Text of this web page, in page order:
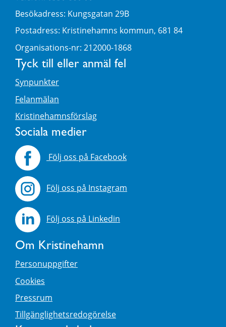
Besökadress: Kungsgatan 29B
Postadress: Kristinehamns kommun, 681 84
Organisations-nr: 212000-1868
Tyck till eller anmäl fel
Synpunkter
Felanmälan
Kristinehamnsförslag
Sociala medier
Följ oss på Facebook
Följ oss på Instagram
Följ oss på Linkedin
Om Kristinehamn
Personuppgifter
Cookies
Pressrum
Tillgänglighetsredogörelse